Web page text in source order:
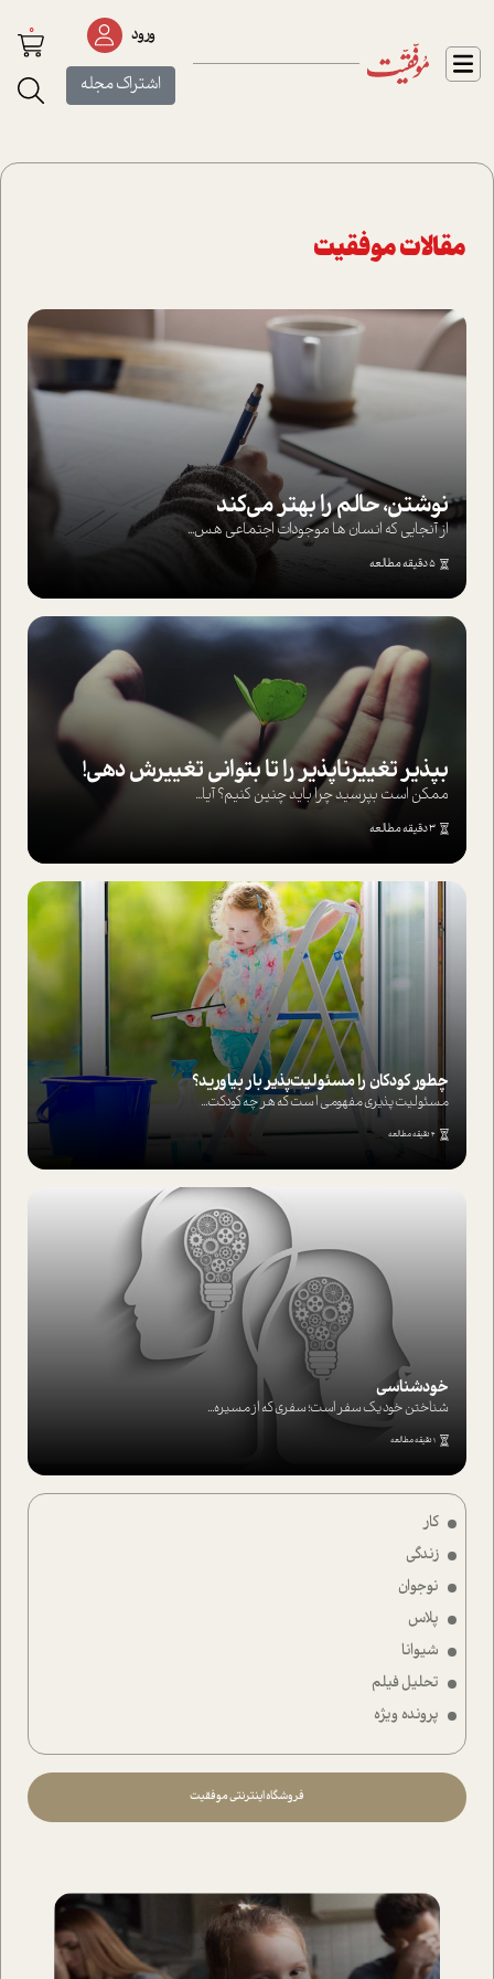
ورود
اشتراک مجله
0
مقالات موفقیت
کار
زندگی
نوجوان
پلاس
شیوانا
تحلیل فیلم
پرونده ویژه
فروشگاه اینترنتی موفقیت
نوشتن، حالم را بهتر می‌کند
از آنجایی که انسان ها موجودات اجتماعی هس...
5 دقیقه مطالعه
بپذير تغييرناپذير را تا بتواني تغييرش دهي!‏
ممکن است بپرسيد چرا بايد چنين کنيم؟ آيا...
3 دقیقه مطالعه
چطور کودکان را مسئولیت‌پذیر بار بیاورید؟
مسئولیت پذیری مفهومی ا ست که هر چه کودکت...
4 دقیقه مطالعه
خودشناسی
شناختن خود یک سفر است؛ سفری که از مسیره...
1 دقیقه مطالعه